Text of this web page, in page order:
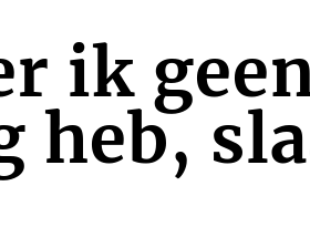
ik
heb,